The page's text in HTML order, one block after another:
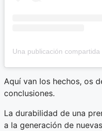
Aquí van los hechos, os
conclusiones.
La durabilidad de una
a la generación de